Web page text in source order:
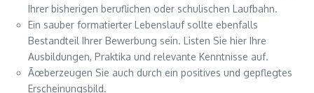
Ihrer bisherigen beruflichen oder schulischen Laufbahn.
Ein sauber formatierter Lebenslauf sollte ebenfalls
Bestandteil Ihrer Bewerbung sein. Listen Sie hier Ihre
Ausbildungen, Praktika und relevante Kenntnisse auf.
Ãœberzeugen Sie auch durch ein positives und gepflegtes
Erscheinungsbild.